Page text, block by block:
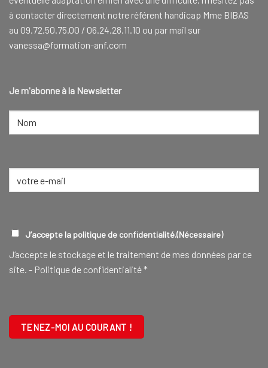
à contacter directement notre référent handicap Mme BIBAS
au 09.72.50.75.00 / 06.24.28.11.10 ou par mail sur
vanessa@formation-anf.com
Je m'abonne à la Newsletter
NOM
RGPD(NÉCESSAIRE)
J’accepte la politique de confidentialité.(Nécessaire)
J‘accepte le stockage et le traitement de mes données par ce
site. - Politique de confidentialité*